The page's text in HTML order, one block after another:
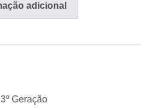
adicional
Geração